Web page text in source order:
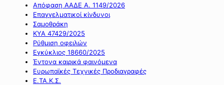
Απόφαση ΑΑΔΕ Α. 1149/2026
Επαγγελματικοί κίνδυνοι
Σαμοθράκη
ΚΥΑ 47429/2025
Ρύθμιση οφειλών
Εγκύκλιος 18660/2025
Έντονα καιρικά φαινόμενα
Ευρωπαϊκές Τεχνικές Προδιαγραφές
Ε.ΤΑ.Κ.Σ.